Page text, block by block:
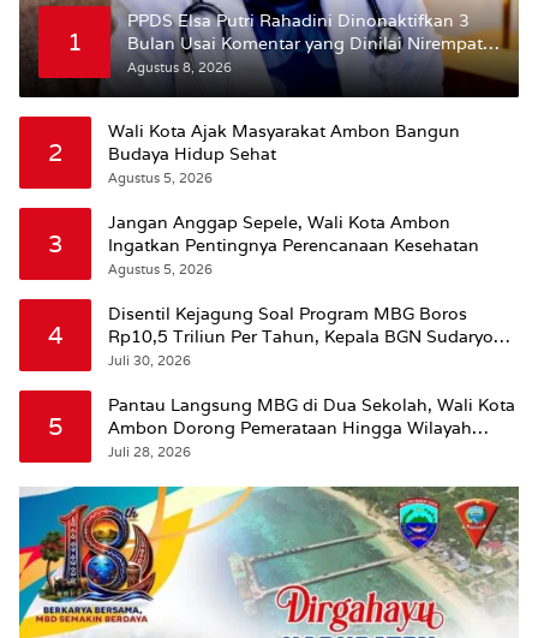
1
PPDS Elsa Putri Rahadini Dinonaktifkan 3
Bulan Usai Komentar yang Dinilai Nirempati
ke Pasien BPJS
Agustus 8, 2026
2
Wali Kota Ajak Masyarakat Ambon Bangun
Budaya Hidup Sehat
Agustus 5, 2026
3
Jangan Anggap Sepele, Wali Kota Ambon
Ingatkan Pentingnya Perencanaan Kesehatan
Agustus 5, 2026
4
Disentil Kejagung Soal Program MBG Boros
Rp10,5 Triliun Per Tahun, Kepala BGN Sudaryono
Beri Penjelasan
Juli 30, 2026
5
Pantau Langsung MBG di Dua Sekolah, Wali Kota
Ambon Dorong Pemerataan Hingga Wilayah
Leitimur Selatan
Juli 28, 2026